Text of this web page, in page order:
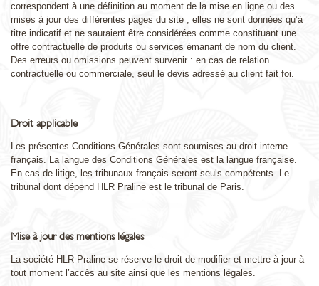
correspondent à une définition au moment de la mise en ligne ou des
mises à jour des différentes pages du site ; elles ne sont données qu’à
titre indicatif et ne sauraient être considérées comme constituant une
offre contractuelle de produits ou services émanant de nom du client.
Des erreurs ou omissions peuvent survenir : en cas de relation
contractuelle ou commerciale, seul le devis adressé au client fait foi.
Droit applicable
Les présentes Conditions Générales sont soumises au droit interne
français. La langue des Conditions Générales est la langue française.
En cas de litige, les tribunaux français seront seuls compétents. Le
tribunal dont dépend HLR Praline est le tribunal de Paris.
Mise à jour des mentions légales
La société HLR Praline se réserve le droit de modifier et mettre à jour à
tout moment l’accès au site ainsi que les mentions légales.